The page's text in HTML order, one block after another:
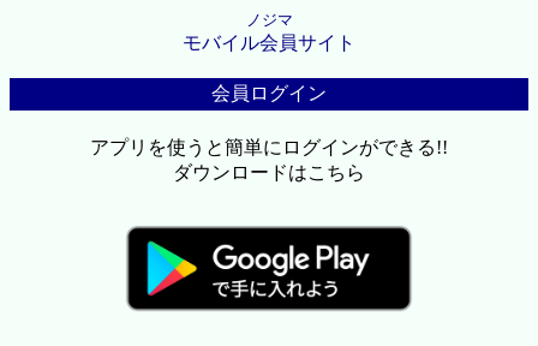
ノジマ
モバイル会員サイト
会員ログイン
アプリを使うと簡単にログインができる!!
ダウンロードはこちら